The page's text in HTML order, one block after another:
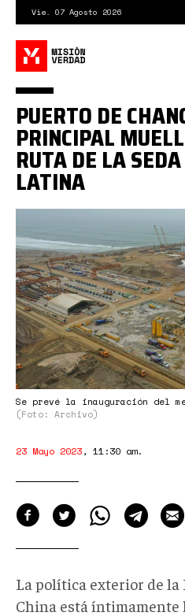
contenido
principal
Vie. 07 Agosto 2026
puerto
de
chancay.jpg
Se prevé la inauguración del
(Foto: Archivo)
PUERTO DE
PRINCIPAL
RUTA DE LA
LATINA
23 Mayo 2023, 11:30 am.
La política exterior de la
China está íntimamente